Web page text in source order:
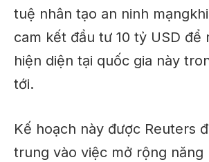
tuệ nhân tạo an ninh mạng
cam kết đầu tư 10 tỷ USD để
hiện diện tại quốc gia này
tới.
Kế hoạch này được Reuters
trung vào việc mở rộng năng